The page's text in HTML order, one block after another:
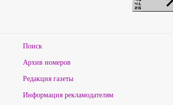
Поиск
Архив номеров
Редакция газеты
Информация рекламодателям